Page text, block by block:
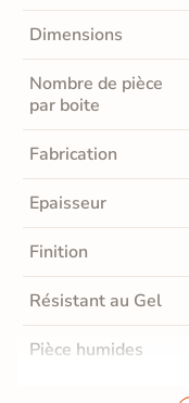
Dimensions
Nombre de pièce
par boite
Fabrication
Epaisseur
Finition
Résistant au Gel
Pièce humides